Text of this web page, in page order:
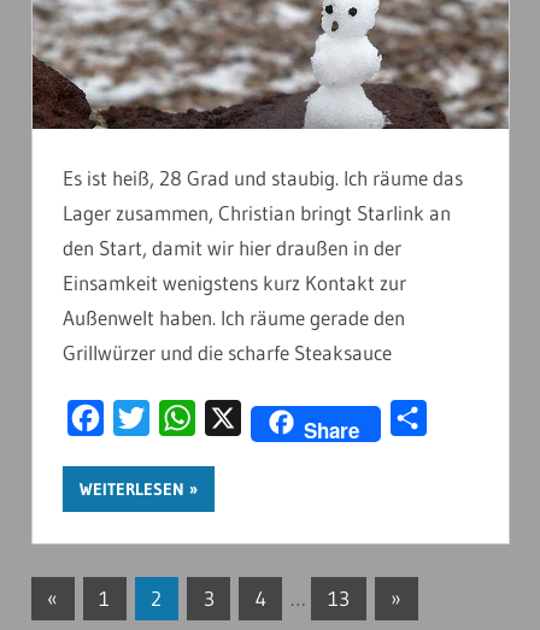
Es ist heiß, 28 Grad und staubig. Ich räume das
Lager zusammen, Christian bringt Starlink an
den Start, damit wir hier draußen in der
Einsamkeit wenigstens kurz Kontakt zur
Außenwelt haben. Ich räume gerade den
Grillwürzer und die scharfe Steaksauce
FacebookTwitter WhatsApp
X Share
WEITERLESEN
Seitennummerierung
« Vorherige
1 2 3 4 … 13
Nächste
»